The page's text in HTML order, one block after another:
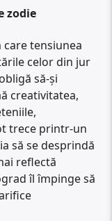
zodie
tensiunea
celor din jur
să-și
creativitatea,
trece printr-un
să se desprindă
reflectă
îl împinge să